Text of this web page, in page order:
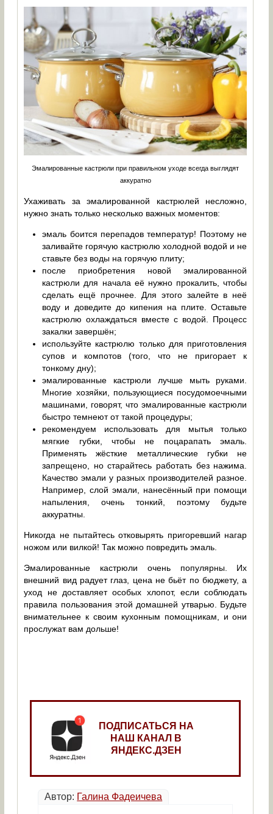
Эмалированные кастрюли при правильном уходе всегда выглядят
аккуратно
Ухаживать за эмалированной кастрюлей несложно,
нужно знать только несколько важных моментов:
эмаль боится перепадов температур! Поэтому не
заливайте горячую кастрюлю холодной водой и не
ставьте без воды на горячую плиту;
после приобретения новой эмалированной
кастрюли для начала её нужно прокалить, чтобы
сделать ещё прочнее. Для этого залейте в неё
воду и доведите до кипения на плите. Оставьте
кастрюлю охлаждаться вместе с водой. Процесс
закалки завершён;
используйте кастрюлю только для приготовления
супов и компотов (того, что не пригорает к
тонкому дну);
эмалированные кастрюли лучше мыть руками.
Многие хозяйки, пользующиеся посудомоечными
машинами, говорят, что эмалированные кастрюли
быстро темнеют от такой процедуры;
рекомендуем использовать для мытья только
мягкие губки, чтобы не поцарапать эмаль.
Применять жёсткие металлические губки не
запрещено, но старайтесь работать без нажима.
Качество эмали у разных производителей разное.
Например, слой эмали, нанесённый при помощи
напыления, очень тонкий, поэтому будьте
аккуратны.
Никогда не пытайтесь отковырять пригоревший нагар
ножом или вилкой! Так можно повредить эмаль.
Эмалированные кастрюли очень популярны. Их
внешний вид радует глаз, цена не бьёт по бюджету, а
уход не доставляет особых хлопот, если соблюдать
правила пользования этой домашней утварью. Будьте
внимательнее к своим кухонным помощникам, и они
прослужат вам дольше!
ПОДПИСАТЬСЯ НА
НАШ КАНАЛ В
ЯНДЕКС.ДЗЕН
Автор: Галина Фадеичева